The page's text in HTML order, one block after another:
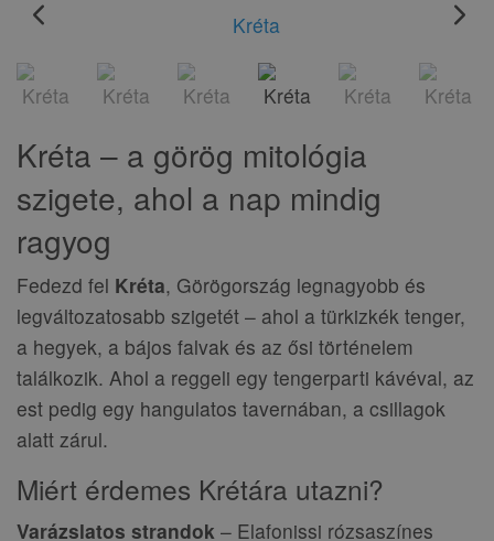
chevron_left chevron_right
Kréta – a görög mitológia
szigete, ahol a nap mindig
ragyog
Fedezd fel Kréta, Görögország legnagyobb és
legváltozatosabb szigetét – ahol a türkizkék tenger,
a hegyek, a bájos falvak és az ősi történelem
találkozik. Ahol a reggeli egy tengerparti kávéval, az
est pedig egy hangulatos tavernában, a csillagok
alatt zárul.
Miért érdemes Krétára utazni?
Varázslatos strandok – Elafonissi rózsaszínes